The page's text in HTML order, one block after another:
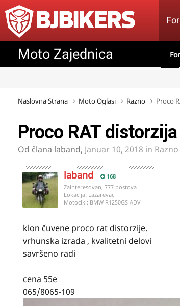
Moto Zajednica
Naslovna Strana Moto Oglasi Razno Proco
Proco RAT distorzija
Od člana laband, Januar 10, 2018 in Razno
laband 168
Zainteresovan, 777 postova
Lokacija: Lazarevac
Motocikl: BMW R1250GS ADV
klon čuvene proco rat distorzije.
vrhunska izrada , kvalitetni delovi
savršeno radi
cena 55e
065/8065-109